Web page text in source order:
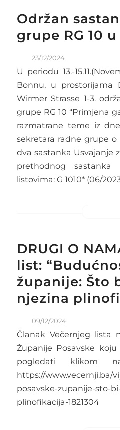
Održan
grupe RG 10
23/12/2024
U periodu 13.-
Bonnu, u prostorijama
Wirmer Strasse 1-3.
grupe RG 10 “Primjena
razmatrane teme iz
sekretara radne grupe
dva sastanka Usvajanje
prethodnog sastanka
listovima: G 1010* (06/
DRUGI O
list:
županije: Što
njezina
09/12/2024
Članak Večernjeg lista
Županije Posavske
pogledati
https://www.vecernji.ba/
posavske-zupanije-sto-
plinofikacija-1821304